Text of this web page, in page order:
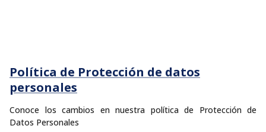
Política de Protección de datos
personales
Conoce los cambios en nuestra política de Protección de
Datos Personales